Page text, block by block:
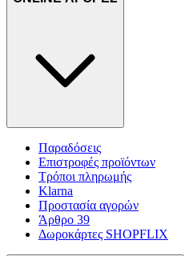
Παραδόσεις
Επιστροφές προϊόντων
Τρόποι πληρωμής
Klarna
Προστασία αγορών
Άρθρο 39
Δωροκάρτες SHOPFLIX